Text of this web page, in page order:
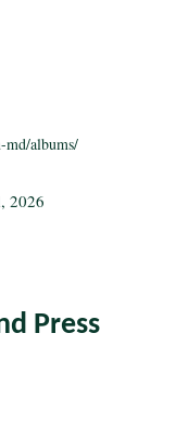
md/albums/
2026
Press